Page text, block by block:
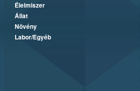
Élelmiszer
Állat
Növény
Labor/Egyéb